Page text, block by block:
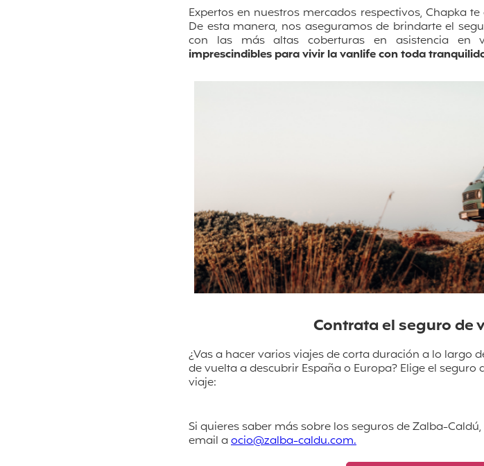
Expertos en nuestros mercados respectivos, Chapka
De esta manera, nos aseguramos de brindarte el
con las más altas coberturas en asistencia en
imprescindibles para vivir la vanlife con toda
Contrata el seguro de
¿Vas a hacer varios viajes de corta duración a lo largo
de vuelta a descubrir España o Europa? Elige el
viaje:
Si quieres saber más sobre los seguros de Zalba-
email aocio@zalba-caldu.com.